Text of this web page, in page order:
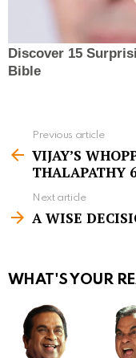
e
m
e
Previous article
VIJAY’S
THALAPATHY
Next article
A WISE
WHAT'S YOUR